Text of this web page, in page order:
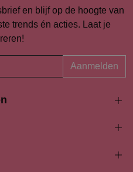
en blijf op de hoogte van
trends én acties. Laat je
Aanmelden